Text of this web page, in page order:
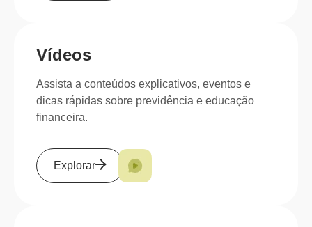
Vídeos
Assista a conteúdos explicativos, eventos e
dicas rápidas sobre previdência e educação
financeira.
Explorar